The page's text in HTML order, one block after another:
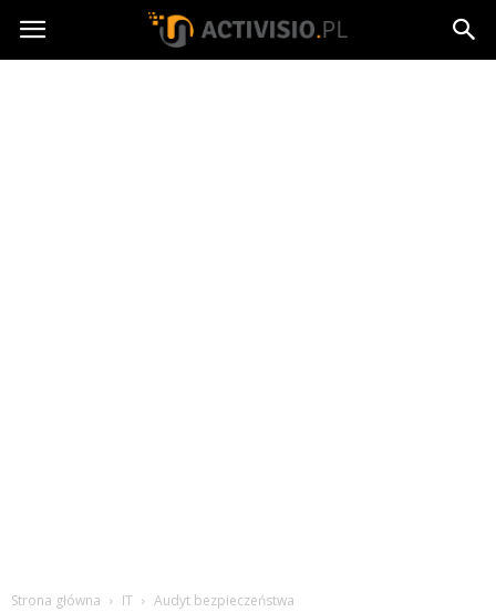
Activisio.pl
Strona główna IT Audyt bezpieczeństwa